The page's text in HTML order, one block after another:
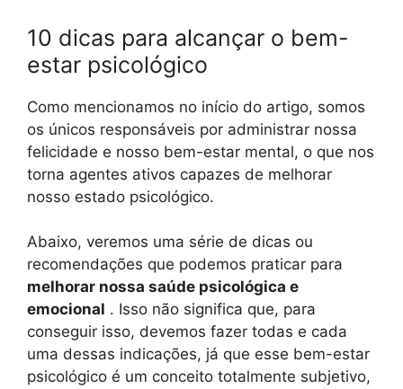
10 dicas para alcançar o bem-
estar psicológico
Como mencionamos no início do artigo, somos
os únicos responsáveis ​​por administrar nossa
felicidade e nosso bem-estar mental, o que nos
torna agentes ativos capazes de melhorar
nosso estado psicológico.
Abaixo, veremos uma série de dicas ou
recomendações que podemos praticar para
melhorar nossa saúde psicológica e
emocional . Isso não significa que, para
conseguir isso, devemos fazer todas e cada
uma dessas indicações, já que esse bem-estar
psicológico é um conceito totalmente subjetivo,